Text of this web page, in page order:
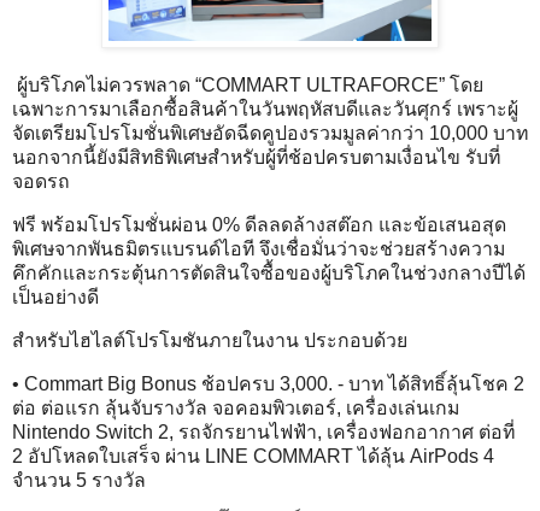
ผู้บริโภคไม่ควรพลาด “COMMART ULTRAFORCE” โดย
เฉพาะการมาเลือกซื้อสินค้าในวันพฤหัสบดีและวันศุกร์ เพราะผู้
จัดเตรียมโปรโมชั่นพิเศษอัดฉีดคูปองรวมมูลค่ากว่า 10,000 บาท
นอกจากนี้ยังมีสิทธิพิเศษสำหรับผู้ที่ช้อปครบตามเงื่อนไข รับที่
จอดรถ
ฟรี พร้อมโปรโมชั่นผ่อน 0% ดีลลดล้างสต๊อก และข้อเสนอสุด
พิเศษจากพันธมิตรแบรนด์ไอที จึงเชื่อมั่นว่าจะช่วยสร้างความ
คึกคักและกระตุ้นการตัดสินใจซื้อของผู้บริโภคในช่วงกลางปีได้
เป็นอย่างดี
สำหรับไฮไลต์โปรโมชันภายในงาน ประกอบด้วย
• Commart Big Bonus ช้อปครบ 3,000. - บาท ได้สิทธิ์ลุ้นโชค 2
ต่อ ต่อแรก ลุ้นจับรางวัล จอคอมพิวเตอร์, เครื่องเล่นเกม
Nintendo Switch 2, รถจักรยานไฟฟ้า, เครื่องฟอกอากาศ ต่อที่
2 อัปโหลดใบเสร็จ ผ่าน LINE COMMART ได้ลุ้น AirPods 4
จำนวน 5 รางวัล